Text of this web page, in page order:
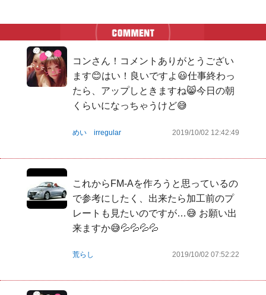
コンさん！コメントありがとうござい
ます😊はい！良いですよ😃仕事終わっ
たら、アップしときますね😸今日の朝
くらいになっちゃうけど😅
めい irregular 2019/10/02 12:42:49
これからFM-Aを作ろうと思っているの
で参考にしたく、出来たら加工前のプ
レートも見たいのですが…😅 お願い出
来ますか😅💦💦💦💦
荒らし 2019/10/02 07:52:22